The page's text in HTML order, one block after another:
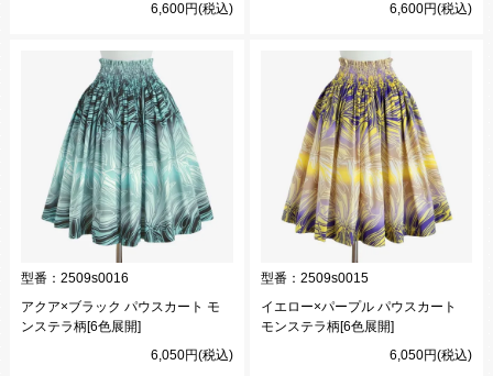
6,600円(税込)
6,600円(税込)
型番： 2509s0016
アクア×ブラック パウスカート モ
ンステラ柄[6色展開]
6,050円(税込)
型番： 2509s0015
イエロー×パープル パウスカート
モンステラ柄[6色展開]
6,050円(税込)